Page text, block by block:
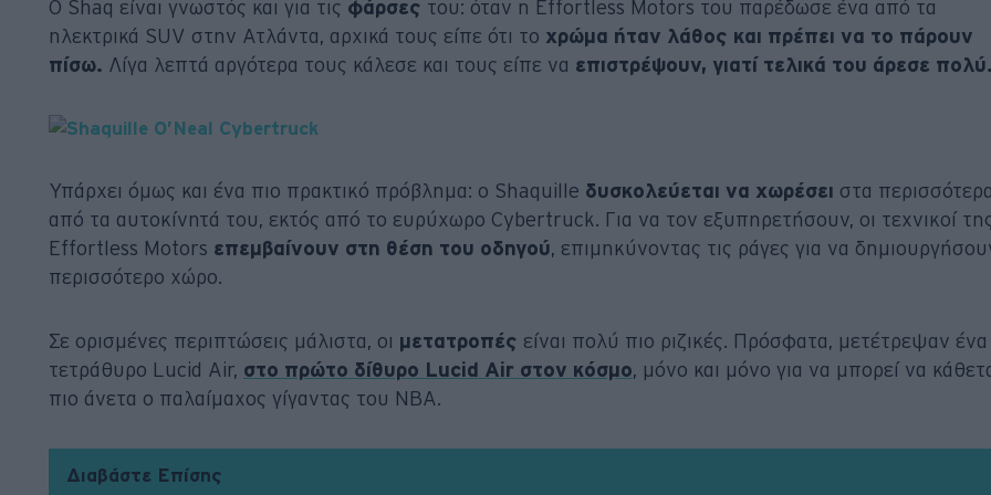
Ο Shaq είναι γνωστός και για τις φάρσες του: όταν η Effortless Motors του παρέδωσε ένα από τα
ηλεκτρικά SUV στην Ατλάντα, αρχικά τους είπε ότι το χρώμα ήταν λάθος και πρέπει να το πάρουν
πίσω. Λίγα λεπτά αργότερα τους κάλεσε και τους είπε να επιστρέψουν, γιατί τελικά του άρεσε πολύ.
Υπάρχει όμως και ένα πιο πρακτικό πρόβλημα: ο Shaquille δυσκολεύεται να χωρέσει στα περισσότερα
από τα αυτοκίνητά του, εκτός από το ευρύχωρο Cybertruck. Για να τον εξυπηρετήσουν, οι τεχνικοί
Effortless Motors επεμβαίνουν στη θέση του οδηγού, επιμηκύνοντας τις ράγες για να
περισσότερο χώρο.
Σε ορισμένες περιπτώσεις μάλιστα, οι μετατροπές είναι πολύ πιο ριζικές. Πρόσφατα, μετέτρεψαν ένα
τετράθυρο Lucid Air, στο πρώτο δίθυρο Lucid Air στον κόσμο, μόνο και μόνο για να μπορεί να
πιο άνετα ο παλαίμαχος γίγαντας του NBA.
Διαβάστε Επίσης